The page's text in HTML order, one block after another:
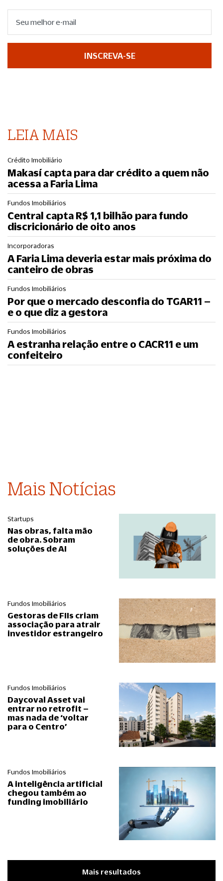
INSCREVA-SE
LEIA MAIS
Crédito Imobiliário
Makasí capta para dar crédito a quem não
acessa a Faria Lima
Fundos Imobiliários
Central capta R$ 1,1 bilhão para fundo
discricionário de oito anos
Incorporadoras
A Faria Lima deveria estar mais próxima do
canteiro de obras
Fundos Imobiliários
Por que o mercado desconfia do TGAR11 –
e o que diz a gestora
Fundos Imobiliários
A estranha relação entre o CACR11 e um
confeiteiro
Mais Notícias
Startups
Nas obras, falta mão
de obra. Sobram
soluções de AI
Fundos Imobiliários
Gestoras de FIIs criam
associação para atrair
investidor estrangeiro
Fundos Imobiliários
Daycoval Asset vai
entrar no retrofit –
mas nada de ‘voltar
para o Centro’
Fundos Imobiliários
A inteligência artificial
chegou também ao
funding imobiliário
Mais resultados